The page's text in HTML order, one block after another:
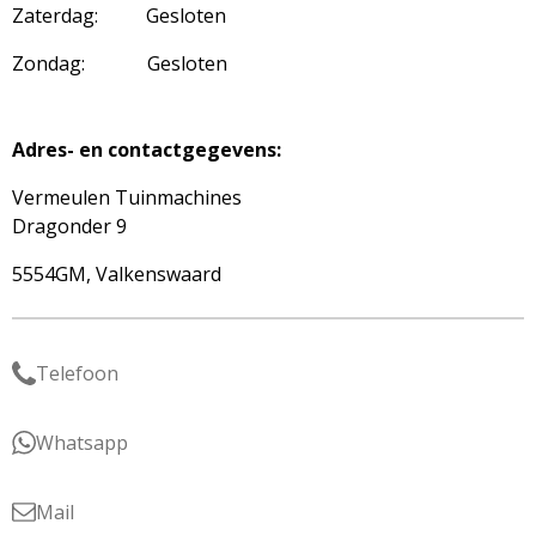
Zaterdag: Gesloten
Zondag: Gesloten
Adres- en contactgegevens:
Vermeulen Tuinmachines
Dragonder 9
5554GM, Valkenswaard
Telefoon
Whatsapp
Mail